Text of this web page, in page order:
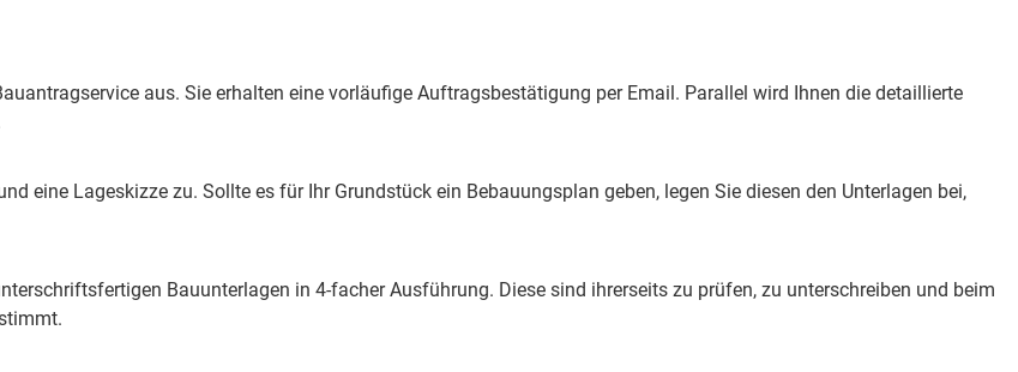
aus. Sie erhalten eine vorläufige Auftragsbestätigung per Email. Parallel wird Ihnen die detaillierte
eine Lageskizze zu. Sollte es für Ihr Grundstück ein Bebauungsplan geben, legen Sie diesen den Unterlagen bei,
Bauunterlagen in 4-facher Ausführung. Diese sind ihrerseits zu prüfen, zu unterschreiben und beim